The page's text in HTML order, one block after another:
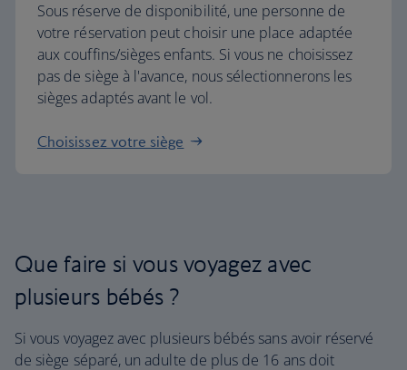
Sous réserve de disponibilité, une personne de
votre réservation peut choisir une place adaptée
aux couffins/sièges enfants. Si vous ne choisissez
pas de siège à l'avance, nous sélectionnerons les
sièges adaptés avant le vol.
Choisissez votre siège
Que faire si vous voyagez avec
plusieurs bébés ?
Si vous voyagez avec plusieurs bébés sans avoir réservé
de siège séparé, un adulte de plus de 16 ans doit